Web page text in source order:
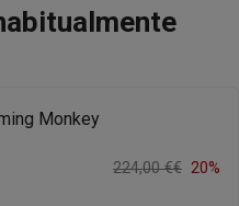
Monkey
224,00 €€ 20%